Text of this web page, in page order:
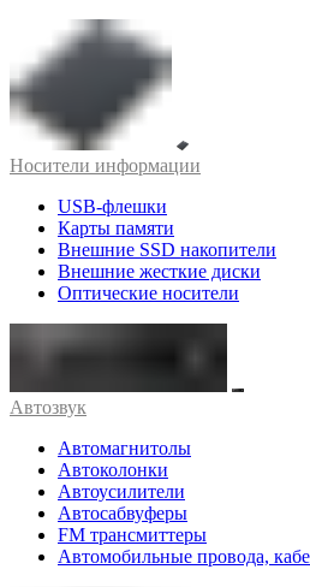
Носители информации
USB-флешки
Карты памяти
Внешние SSD накопители
Внешние жесткие диски
Оптические носители
Автозвук
Автомагнитолы
Автоколонки
Автоусилители
Автосабвуферы
FM трансмиттеры
Автомобильные провода,